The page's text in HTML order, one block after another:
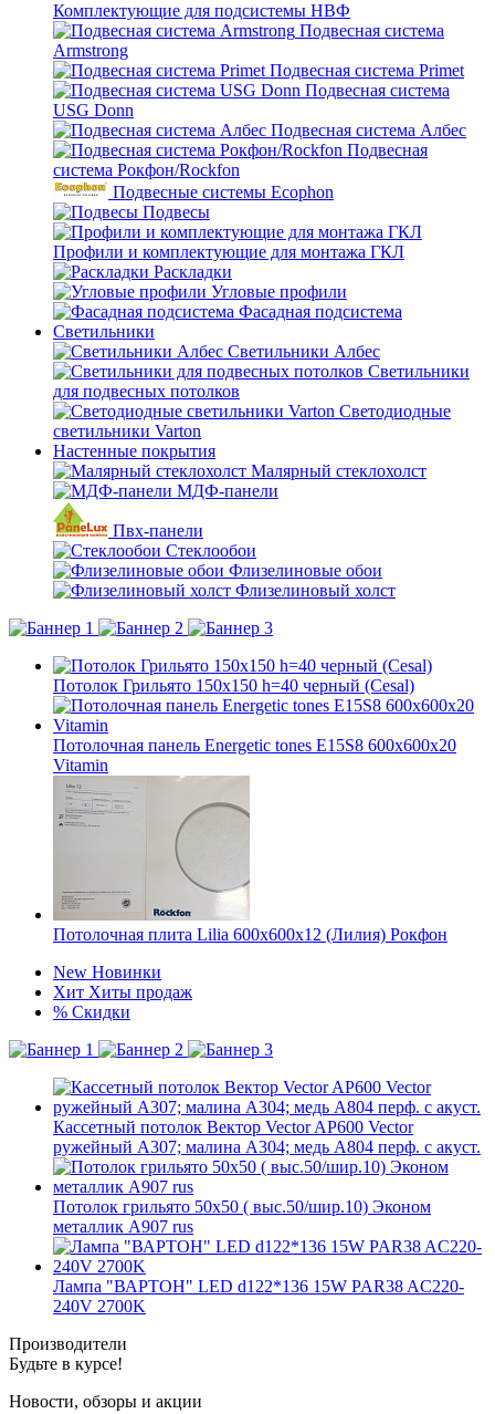
Комплектующие для подсистемы НВФ
Подвесная система
Armstrong
Подвесная система Primet
Подвесная система
USG Donn
Подвесная система Албес
Подвесная
система Рокфон/Rockfon
Подвесные системы Ecophon
Подвесы
Профили и комплектующие для монтажа ГКЛ
Раскладки
Угловые профили
Фасадная подсистема
Светильники
Светильники Албес
Светильники
для подвесных потолков
Светодиодные
светильники Varton
Настенные покрытия
Малярный стеклохолст
МДФ-панели
Пвх-панели
Стеклообои
Флизелиновые обои
Флизелиновый холст
Потолок Грильято 150x150 h=40 черный (Cesal)
Потолочная панель Energetic tones E15S8 600x600x20
Vitamin
Потолочная плита Lilia 600х600х12 (Лилия) Рокфон
New Новинки
Хит Хиты продаж
% Скидки
Кассетный потолок Вектор Veсtor AP600 Vector
ружейный А307; малина А304; медь А804 перф. с акуст.
Потолок грильято 50х50 ( выс.50/шир.10) Эконом
металлик А907 rus
Лампа "ВАРТОН" LED d122*136 15W PAR38 AC220-
240V 2700K
Производители
Будьте в курсе!
Новости, обзоры и акции